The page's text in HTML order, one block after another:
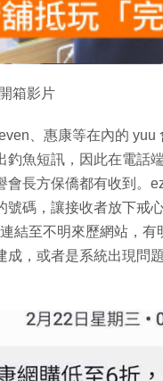
片
箱影片
、惠康等在內的 yuu
魚短訊，因此在電話
長方保僑都有收到。
碼，讓接收者放下戒
結至不明來歷網站，
成，或者是系統出現問